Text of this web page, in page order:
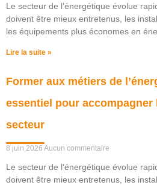
Le secteur de l’énergétique évolue
doivent être mieux entretenus, les
les équipements plus économes en
Lire la suite »
Former aux métiers de
essentiel pour
secteur
8 juin 2026 Aucun commentaire
Le secteur de l’énergétique évolue
doivent être mieux entretenus, les